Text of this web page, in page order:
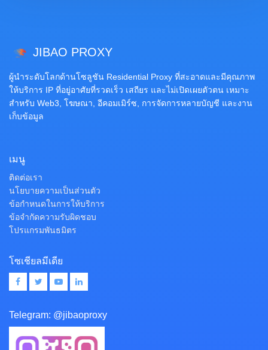
JIBAO PROXY
ผู้นำระดับโลกด้านโซลูชัน Residential Proxy ที่สะอาดและมีคุณภาพ
ให้บริการ IP ที่อยู่อาศัยที่รวดเร็ว เสถียร และไม่เปิดเผยตัวตน เหมาะ
สำหรับ Web3, โฆษณา, อีคอมเมิร์ซ, การจัดการหลายบัญชี และงาน
เก็บข้อมูล
เมนู
ติดต่อเรา
นโยบายความเป็นส่วนตัว
ข้อกำหนดในการให้บริการ
ข้อจำกัดความรับผิดชอบ
โปรแกรมพันธมิตร
โซเชียลมีเดีย
Telegram: @jibaoproxy